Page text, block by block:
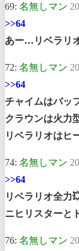
69: 名無しマン
>>64
あー…リベラリ
72: 名無しマン
>>64
チャイムはバッ
クラウンは火力
リベラリオはヒ
74: 名無しマン
>>64
リベラリオ全力
ニヒリスターと
76: 名無しマン